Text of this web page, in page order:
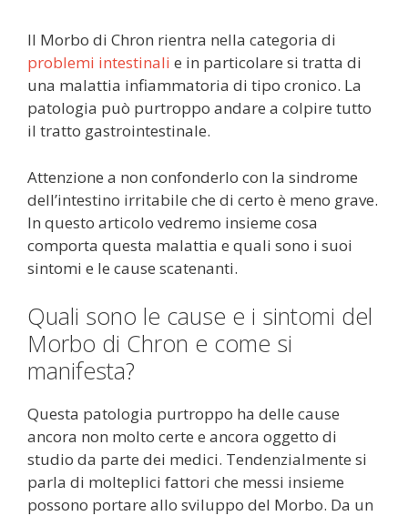
Il Morbo di Chron rientra nella categoria di
problemi intestinali e in particolare si tratta di
una malattia infiammatoria di tipo cronico. La
patologia può purtroppo andare a colpire tutto
il tratto gastrointestinale.
Attenzione a non confonderlo con la sindrome
dell’intestino irritabile che di certo è meno grave.
In questo articolo vedremo insieme cosa
comporta questa malattia e quali sono i suoi
sintomi e le cause scatenanti.
Quali sono le cause e i sintomi del
Morbo di Chron e come si
manifesta?
Questa patologia purtroppo ha delle cause
ancora non molto certe e ancora oggetto di
studio da parte dei medici. Tendenzialmente si
parla di molteplici fattori che messi insieme
possono portare allo sviluppo del Morbo. Da un